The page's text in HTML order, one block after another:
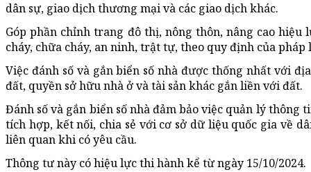
dân sự, giao dịch thương mại và các giao dịch khác.
Góp phần chỉnh trang đô thị, nông thôn, nâng cao
cháy, chữa cháy, an ninh, trật tự, theo quy định của pháp
Việc đánh số và gắn biển số nhà được thống nhất với
đất, quyền sở hữu nhà ở và tài sản khác gắn liền với đất.
Đánh số và gắn biển số nhà đảm bảo việc quản lý thông
tích hợp, kết nối, chia sẻ với cơ sở dữ liệu quốc gia về
liên quan khi có yêu cầu.
Thông tư này có hiệu lực thi hành kể từ ngày 15/10/2024.